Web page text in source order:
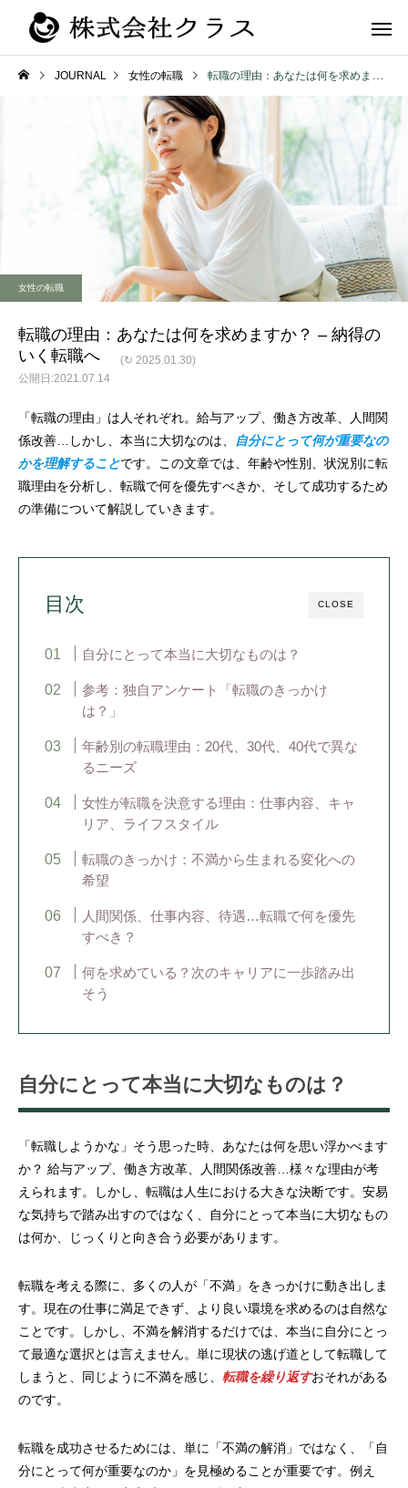
新卒
第二新卒・メ
ラス
JOURNAL 女性の転職 転職の理由：あなたは何を求めますか？ – 納得のいく転職へ
女性の転職
転職の理由：あなたは何を求めますか？ – 納得の
いく転職へ
2021.07.14
(↻ 2025.01.30)
「転職の理由」は人それぞれ。給与アップ、働き方改革、人間関
係改善…しかし、本当に大切なのは、
自分にとって何が重要なの
かを理解することです。この文章では、年齢や性別、状況別に転
職理由を分析し、転職で何を優先すべきか、そして成功するため
の準備について解説していきます。
CLOSE
目次
自分にとって本当に大切なものは？
参考：独自アンケート「転職のきっかけ
は？」
年齢別の転職理由：20代、30代、40代で異な
るニーズ
女性が転職を決意する理由：仕事内容、キャ
リア、ライフスタイル
転職のきっかけ：不満から生まれる変化への
希望
人間関係、仕事内容、待遇…転職で何を優先
すべき？
何を求めている？次のキャリアに一歩踏み出
そう
自分にとって本当に大切なものは？
「転職しようかな」そう思った時、あなたは何を思い浮かべます
か？ 給与アップ、働き方改革、人間関係改善…様々な理由が考
えられます。しかし、転職は人生における大きな決断です。安易
な気持ちで踏み出すのではなく、自分にとって本当に大切なもの
は何か、じっくりと向き合う必要があります。
転職を考える際に、多くの人が「不満」をきっかけに動き出しま
す。現在の仕事に満足できず、より良い環境を求めるのは自然な
ことです。しかし、不満を解消するだけでは、本当に自分にとっ
て最適な選択とは言えません。単に現状の逃げ道として転職して
しまうと、同じように不満を感じ、 転職を繰り返すおそれがある
のです。
転職を成功させるためには、単に「不満の解消」ではなく、「自
分にとって何が重要なのか」を見極めることが重要です。例え